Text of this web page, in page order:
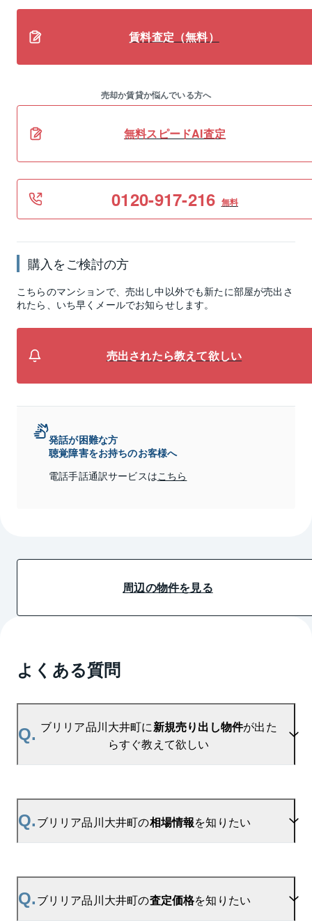
賃料査定（無料）
売却か賃貸か悩んでいる方へ
無料スピードAI査定
0120-917-216 無料
購入をご検討の方
こちらのマンションで、売出し中以外でも新たに部屋が売出さ
れたら、いち早くメールでお知らせします。
売出されたら教えて欲しい
発話が困難な方
聴覚障害をお持ちのお客様へ
電話手話通訳サービスはこちら
周辺の物件を見る
よくある質問
Q. ブリリア品川大井町に 新規売り出し物件が出た
らすぐ教えて欲しい
A.当サイトには、「売り出されたら教えて」リクエス
ト機能がございます。お気に入りのマンションをご
Q. ブリリア品川大井町の相場情報を知りたい
A.参考相場価格、参考相場賃料を掲載しております。
ブリリア品川大井町の過去の販売事例や、周辺の販
Q. ブリリア品川大井町の査定価格を知りたい